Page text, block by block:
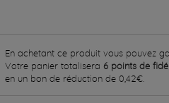
En achetant ce produit vous pouvez
Votre panier totalisera 6 points de
en un bon de réduction de0,42€